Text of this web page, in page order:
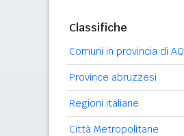
Classifiche
Comuni in provincia di AQ
Province abruzzesi
Regioni italiane
Città Metropolitane